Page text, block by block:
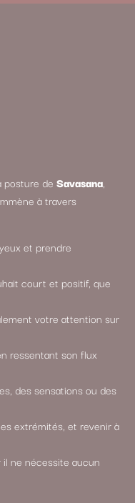
posture de Savasana,
à travers
et prendre
court et positif, que
votre attention sur
ressentant son flux
des sensations ou des
extrémités, et revenir à
ne nécessite aucun